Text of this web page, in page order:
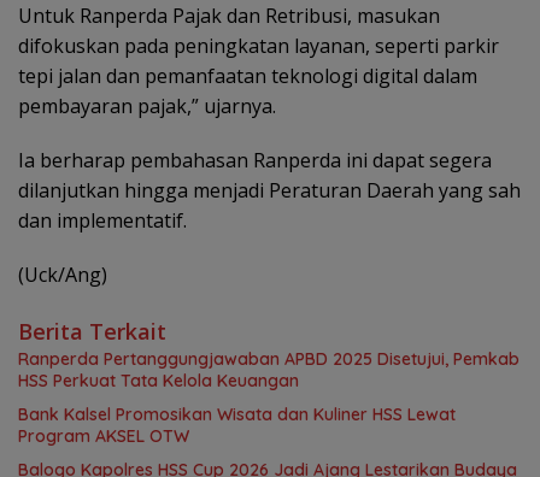
Untuk Ranperda Pajak dan Retribusi, masukan
difokuskan pada peningkatan layanan, seperti parkir
tepi jalan dan pemanfaatan teknologi digital dalam
pembayaran pajak,” ujarnya.
Ia berharap pembahasan Ranperda ini dapat segera
dilanjutkan hingga menjadi Peraturan Daerah yang sah
dan implementatif.
(Uck/Ang)
Berita Terkait
Ranperda Pertanggungjawaban APBD 2025 Disetujui, Pemkab
HSS Perkuat Tata Kelola Keuangan
Bank Kalsel Promosikan Wisata dan Kuliner HSS Lewat
Program AKSEL OTW
Balogo Kapolres HSS Cup 2026 Jadi Ajang Lestarikan Budaya